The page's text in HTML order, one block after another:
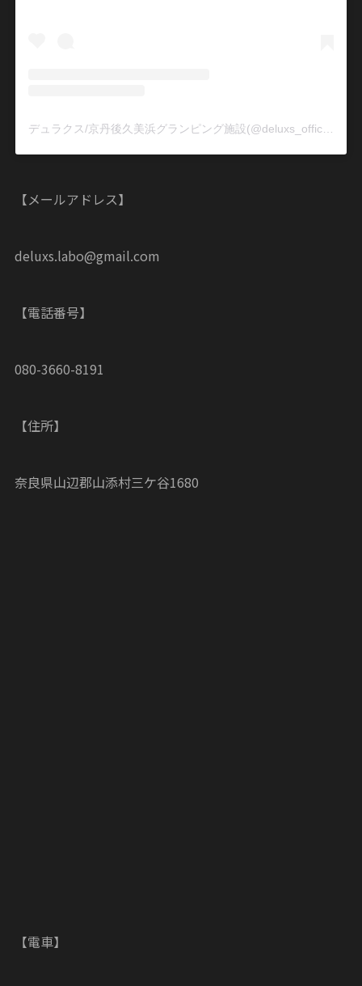
デュラクス/京丹後久美浜グランピング施設(@deluxs_official)がシェアした投稿
【メールアドレス】
deluxs.labo@gmail.com
【電話番号】
080-3660-8191
【住所】
奈良県山辺郡山添村三ケ谷1680
【電車】